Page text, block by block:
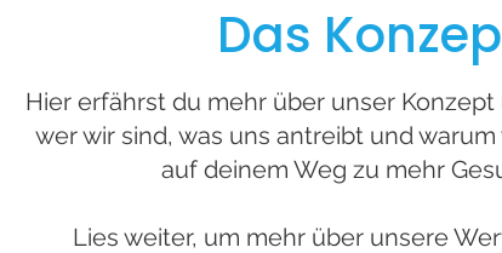
Das
Hier erfährst du mehr über unser
wer wir sind, was uns antreibt und
auf deinem Weg zu mehr
Lies weiter, um mehr über unsere